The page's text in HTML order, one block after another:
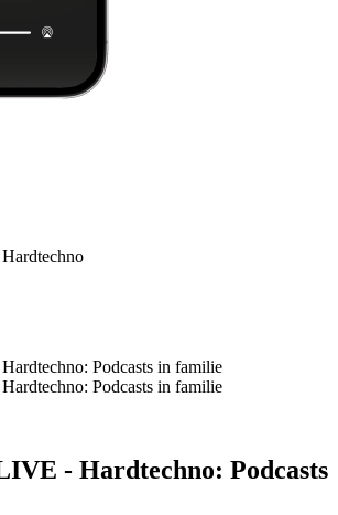
Podcasts in familie
Podcasts in familie
- Hardtechno: Podcasts